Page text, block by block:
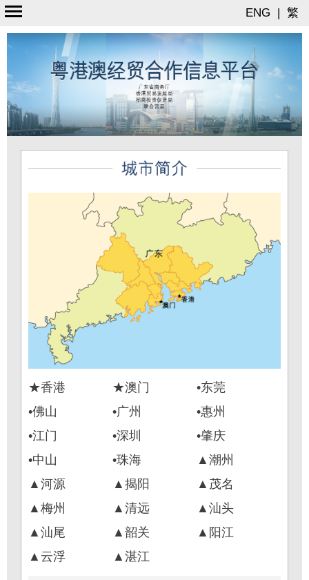
ENG | 繁
★香港 ★澳门
•东莞
•佛山
•广州
•惠州
•江门
•深圳
•肇庆
•中山
•珠海
▲潮州
▲河源
▲揭阳
▲茂名
▲梅州
▲清远
▲汕头
▲汕尾
▲韶关
▲阳江
▲云浮
▲湛江